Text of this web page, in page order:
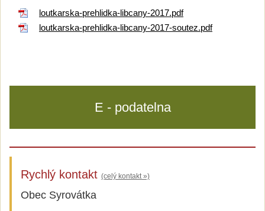
loutkarska-prehlidka-libcany-2017.pdf
loutkarska-prehlidka-libcany-2017-soutez.pdf
E - podatelna
Rychlý kontakt (celý kontakt »)
Obec Syrovátka